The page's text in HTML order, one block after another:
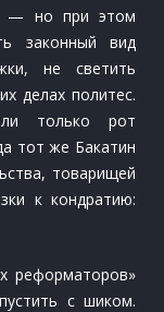
— но при этом
законный вид
не светить
делах политес.
только рот
тот же Бакатин
товарищей
к кондратию:
реформаторов»
с шиком.